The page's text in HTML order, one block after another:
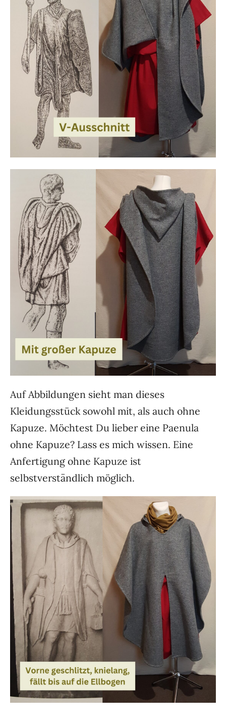
Auf Abbildungen sieht man dieses
Kleidungsstück sowohl mit, als auch ohne
Kapuze. Möchtest Du lieber eine Paenula
ohne Kapuze? Lass es mich wissen. Eine
Anfertigung ohne Kapuze ist
selbstverständlich möglich.